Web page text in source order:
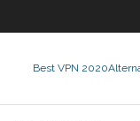
Best VPN 2020